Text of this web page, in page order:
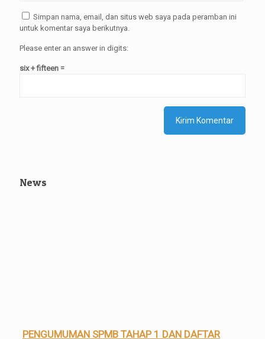
Simpan nama, email, dan situs web saya pada peramban ini
untuk komentar saya berikutnya.
Please enter an answer in digits:
six + fifteen =
News
PENGUMUMAN SPMB TAHAP 1 DAN DAFTAR